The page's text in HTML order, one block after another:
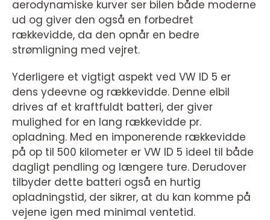
aerodynamiske kurver ser bilen både moderne
ud og giver den også en forbedret
rækkevidde, da den opnår en bedre
strømligning med vejret.
Yderligere et vigtigt aspekt ved VW ID 5 er
dens ydeevne og rækkevidde. Denne elbil
drives af et kraftfuldt batteri, der giver
mulighed for en lang rækkevidde pr.
opladning. Med en imponerende rækkevidde
på op til 500 kilometer er VW ID 5 ideel til både
dagligt pendling og længere ture. Derudover
tilbyder dette batteri også en hurtig
opladningstid, der sikrer, at du kan komme på
vejene igen med minimal ventetid.